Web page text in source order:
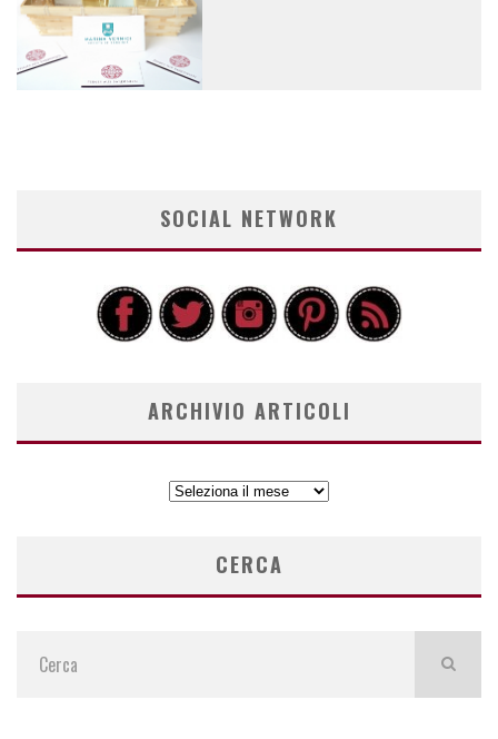
SOCIAL NETWORK
ARCHIVIO ARTICOLI
ARCHIVIO
CERCA